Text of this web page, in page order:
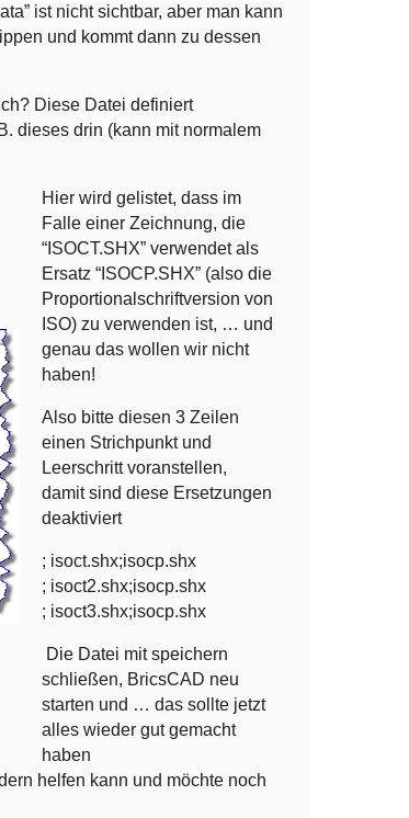
ist nicht sichtbar, aber man kann
und kommt dann zu dessen
Diese Datei definiert
dieses drin (kann mit normalem
Hier wird gelistet, dass im
Falle einer Zeichnung, die
“ISOCT.SHX” verwendet als
Ersatz “ISOCP.SHX” (also die
Proportionalschriftversion von
ISO) zu verwenden ist, … und
genau das wollen wir nicht
haben!
Also bitte diesen 3 Zeilen
einen Strichpunkt und
Leerschritt voranstellen,
damit sind diese Ersetzungen
deaktiviert
; isoct.shx;isocp.shx
; isoct2.shx;isocp.shx
; isoct3.shx;isocp.shx
Die Datei mit speichern
schließen, BricsCAD neu
starten und … das sollte jetzt
alles wieder gut gemacht
haben
helfen kann und möchte noch